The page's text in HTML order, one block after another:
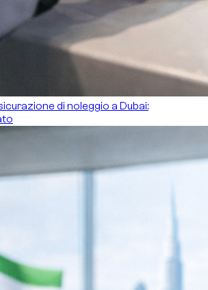
di noleggio a Dubai: